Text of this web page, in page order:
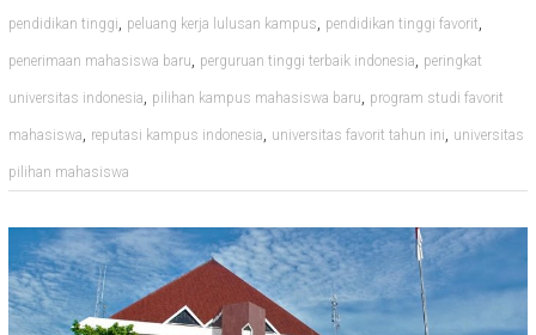
pendidikan tinggi, peluang kerja lulusan kampus, pendidikan tinggi favorit,
penerimaan mahasiswa baru, perguruan tinggi terbaik indonesia, peringkat
universitas indonesia, pilihan kampus mahasiswa baru, program studi favorit
mahasiswa, reputasi kampus indonesia, universitas favorit tahun ini, universitas
pilihan mahasiswa